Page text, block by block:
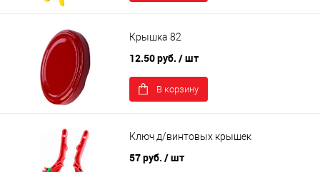
Крышка 82
12.50 руб. / шт
В корзину
Ключ д/винтовых крышек
57 руб. / шт